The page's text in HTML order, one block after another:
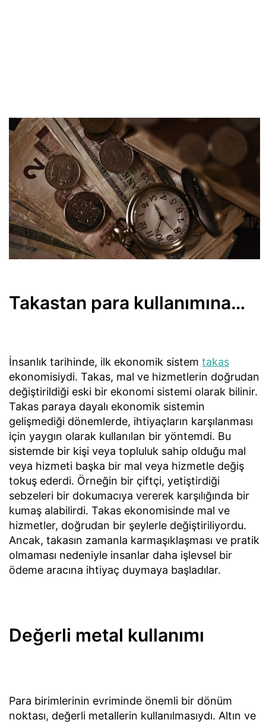
Takastan para kullanımına…
İnsanlık tarihinde, ilk ekonomik sistem takas
ekonomisiydi. Takas, mal ve hizmetlerin doğrudan
değiştirildiği eski bir ekonomi sistemi olarak bilinir.
Takas paraya dayalı ekonomik sistemin
gelişmediği dönemlerde, ihtiyaçların karşılanması
için yaygın olarak kullanılan bir yöntemdi. Bu
sistemde bir kişi veya topluluk sahip olduğu mal
veya hizmeti başka bir mal veya hizmetle değiş
tokuş ederdi. Örneğin bir çiftçi, yetiştirdiği
sebzeleri bir dokumacıya vererek karşılığında bir
kumaş alabilirdi. Takas ekonomisinde mal ve
hizmetler, doğrudan bir şeylerle değiştiriliyordu.
Ancak, takasın zamanla karmaşıklaşması ve pratik
olmaması nedeniyle insanlar daha işlevsel bir
ödeme aracına ihtiyaç duymaya başladılar.
Değerli metal kullanımı
Para birimlerinin evriminde önemli bir dönüm
noktası, değerli metallerin kullanılmasıydı. Altın ve